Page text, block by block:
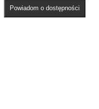
Powiadom o dostępności